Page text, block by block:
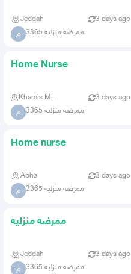
Jeddah 3 days ago
م ممرضه منزليه 3365
Home Nurse
Khamis Mushait 3 days ago
م ممرضه منزليه 3365
Home nurse
Abha 3 days ago
م ممرضه منزليه 3365
ممرضه منزليه
Jeddah 3 days ago
م ممرضه منزليه 3365